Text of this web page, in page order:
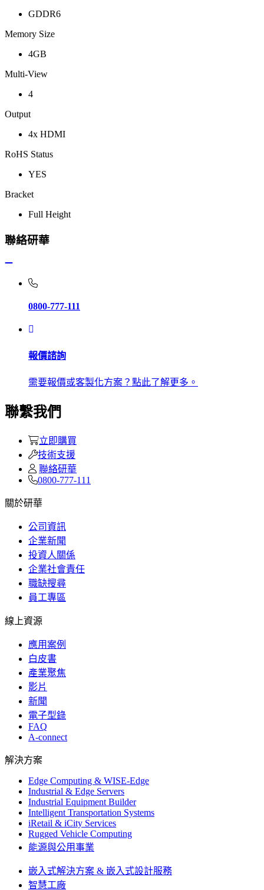
GDDR6
Memory Size
4GB
Multi-View
4
Output
4x HDMI
RoHS Status
YES
Bracket
Full Height
聯絡研華
0800-777-111
報價諮詢
需要報價或客製化方案？點此了解更多。
聯繫我們
立即購買
技術支援
聯絡研華
0800-777-111
關於研華
公司資訊
企業新聞
投資人關係
企業社會責任
職缺搜尋
員工專區
線上資源
應用案例
白皮書
產業聚焦
影片
新聞
電子型錄
FAQ
A-connect
解決方案
Edge Computing & WISE-Edge
Industrial & Edge Servers
Industrial Equipment Builder
Intelligent Transportation Systems
iRetail & iCity Services
Rugged Vehicle Computing
能源與公用事業
嵌入式解決方案 & 嵌入式設計服務
智慧工廠